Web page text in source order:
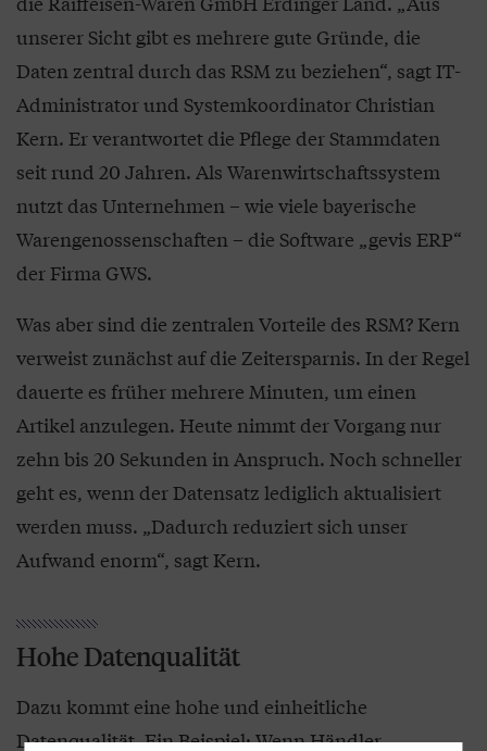
unserer Sicht gibt es mehrere gute Gründe, die
Daten zentral durch das RSM zu beziehen“, sagt IT-
Administrator und Systemkoordinator Christian
Kern. Er verantwortet die Pflege der Stammdaten
seit rund 20 Jahren. Als Warenwirtschaftssystem
nutzt das Unternehmen – wie viele bayerische
Warengenossenschaften – die Software „gevis ERP“
der Firma GWS.
Was aber sind die zentralen Vorteile des RSM? Kern
verweist zunächst auf die Zeitersparnis. In der Regel
dauerte es früher mehrere Minuten, um einen
Artikel anzulegen. Heute nimmt der Vorgang nur
zehn bis 20 Sekunden in Anspruch. Noch schneller
geht es, wenn der Datensatz lediglich aktualisiert
werden muss. „Dadurch reduziert sich unser
Aufwand enorm“, sagt Kern.
Hohe Datenqualität
Dazu kommt eine hohe und einheitliche
Datenqualität. Ein Beispiel: Wenn Händler